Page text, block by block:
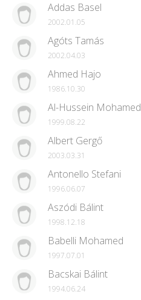
Addas Basel
2002.01.05
Agóts Tamás
2002.04.03
Ahmed Hajo
1986.10.30
Al-Hussein Mohamed
1999.08.22
Albert Gergő
2003.03.31
Antonello Stefani
1996.06.07
Aszódi Bálint
1998.12.18
Babelli Mohamed
1997.07.01
Bacskai Bálint
1994.06.24